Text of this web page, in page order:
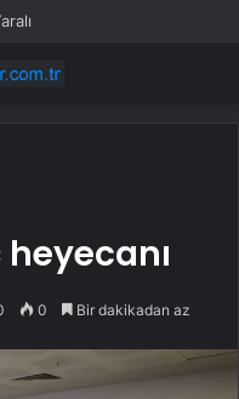
heyecanı
0 Bir dakikadan az